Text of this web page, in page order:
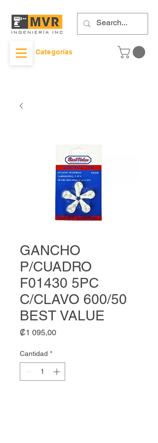
Categorías
GANCHO
P/CUADRO
F01430 5PC
C/CLAVO 600/50
BEST VALUE
₡1 095,00Precio
Cantidad *